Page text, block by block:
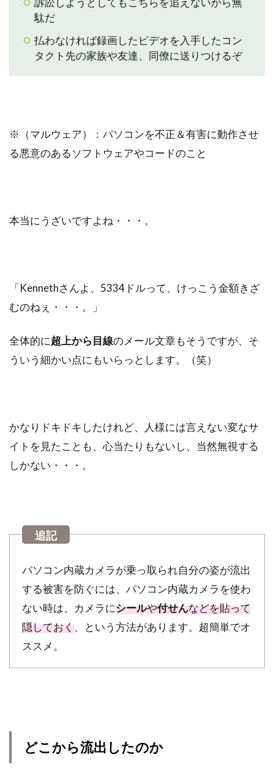
駄だ
払わなければ録画したビデオを入手したコン
タクト先の家族や友達、同僚に送りつけるぞ
※（マルウェア）：パソコンを不正＆有害に動作させ
る悪意のあるソフトウェアやコードのこと
本当にうざいですよね・・・。
「Kennethさんよ、5334ドルって、けっこう金額きざ
むのねぇ・・・。」
全体的に超上から目線のメール文章もそうですが、そ
ういう細かい点にもいらっとします。（笑）
かなりドキドキしたけれど、人様には言えない変なサ
イトを見たことも、心当たりもないし、当然無視する
しかない・・・。
パソコン内蔵カメラが乗っ取られ自分の姿が流出
する被害を防ぐには、パソコン内蔵カメラを使わ
ない時は、カメラにシールや付せんなどを貼って
隠しておく、という方法があります。超簡単でオ
ススメ。
どこから流出したのか